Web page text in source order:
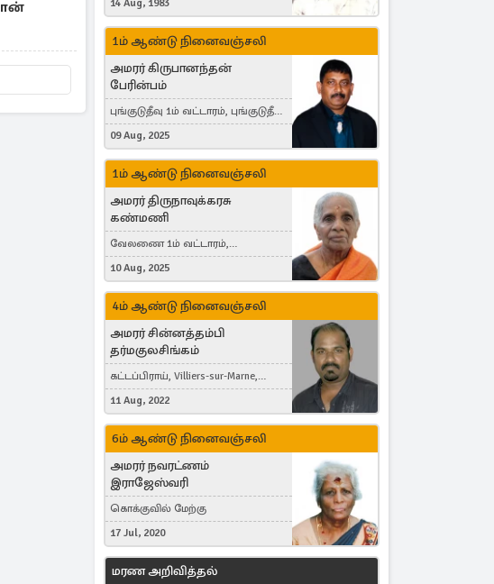
14 Aug, 1983
1ம் ஆண்டு நினைவஞ்சலி
அமரர் கிருபானந்தன்
பேரின்பம்
புங்குடுதீவு 1ம் வட்டாரம், புங்குடுதீவு,
India, Lausanne, Switzerland
09 Aug, 2025
1ம் ஆண்டு நினைவஞ்சலி
அமரர் திருநாவுக்கரசு
கண்மணி
வேலணை 1ம் வட்டாரம்,
மண்கும்பான் மேற்கு, Liestal,
Switzerland
10 Aug, 2025
4ம் ஆண்டு நினைவஞ்சலி
அமரர் சின்னத்தம்பி
தர்மகுலசிங்கம்
கட்டப்பிராய், Villiers-sur-Marne,
France
11 Aug, 2022
6ம் ஆண்டு நினைவஞ்சலி
அமரர் நவரட்ணம்
இராஜேஸ்வரி
கொக்குவில் மேற்கு
17 Jul, 2020
மரண அறிவித்தல்